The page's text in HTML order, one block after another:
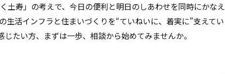
土寿」の考えで、今日の便利と明日のしあわせを同時にかなえ
生活インフラと住まいづくりを“ていねいに、着実に”支えてい
たい方、まずは一歩、相談から始めてみませんか。